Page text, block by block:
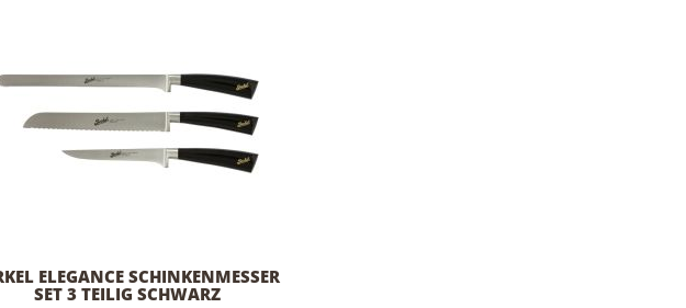
ELEGANCE SCHINKENMESSER
SET 3 TEILIG SCHWARZ